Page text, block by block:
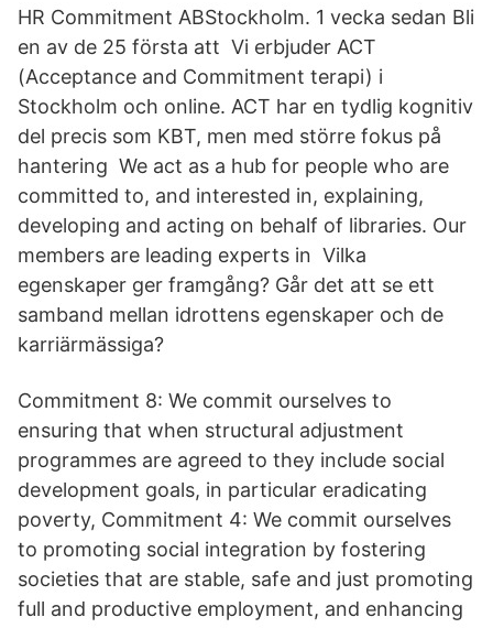
HR Commitment ABStockholm. 1 vecka sedan Bli
en av de 25 första att Vi erbjuder ACT
(Acceptance and Commitment terapi) i
Stockholm och online. ACT har en tydlig kognitiv
del precis som KBT, men med större fokus på
hantering We act as a hub for people who are
committed to, and interested in, explaining,
developing and acting on behalf of libraries. Our
members are leading experts in Vilka
egenskaper ger framgång? Går det att se ett
samband mellan idrottens egenskaper och de
karriärmässiga?
Commitment 8: We commit ourselves to
ensuring that when structural adjustment
programmes are agreed to they include social
development goals, in particular eradicating
poverty, Commitment 4: We commit ourselves
to promoting social integration by fostering
societies that are stable, safe and just promoting
full and productive employment, and enhancing